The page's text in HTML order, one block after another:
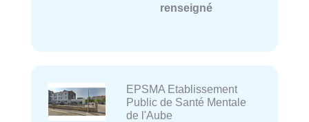
renseigné
EPSMA Etablissement
Public de Santé Mentale
de l'Aube